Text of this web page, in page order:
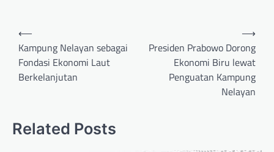
Post
navigation
⟵
Kampung Nelayan sebagai
Fondasi Ekonomi Laut
Berkelanjutan
Presiden Prabowo Dorong
Ekonomi Biru lewat
Penguatan Kampung
Nelayan
⟶
Related Posts